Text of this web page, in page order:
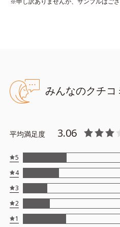
みんなのクチコ
平均満足度 3.06
5
4
3
2
1